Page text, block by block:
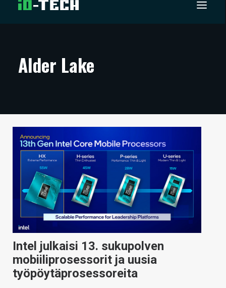
ARTIKKELIT
TECHBBS
TIETOA
HINTA.FI
KAUPPA
VAIHDA TEEMA
HAKU
Alder Lake
Intel julkaisi 13. sukupolven
mobiiliprosessorit ja uusia
työpöytäprosessoreita